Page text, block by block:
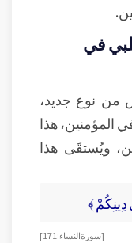
في
من نوع جديد،
المؤمنين، هذا
ويُستقَى هذا
دِينِكُمْ ﴾
[ سورة النساء: 171 ]